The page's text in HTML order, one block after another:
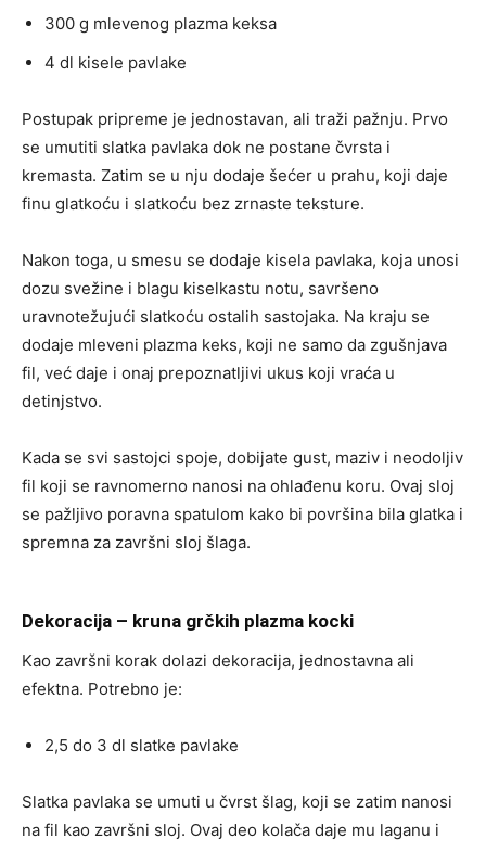
300 g mlevenog plazma keksa
4 dl kisele pavlake
Postupak pripreme je jednostavan, ali traži pažnju. Prvo
se umutiti slatka pavlaka dok ne postane čvrsta i
kremasta. Zatim se u nju dodaje šećer u prahu, koji daje
finu glatkoću i slatkoću bez zrnaste teksture.
Nakon toga, u smesu se dodaje kisela pavlaka, koja unosi
dozu svežine i blagu kiselkastu notu, savršeno
uravnotežujući slatkoću ostalih sastojaka. Na kraju se
dodaje mleveni plazma keks, koji ne samo da zgušnjava
fil, već daje i onaj prepoznatljivi ukus koji vraća u
detinjstvo.
Kada se svi sastojci spoje, dobijate gust, maziv i neodoljiv
fil koji se ravnomerno nanosi na ohlađenu koru. Ovaj sloj
se pažljivo poravna spatulom kako bi površina bila glatka i
spremna za završni sloj šlaga.
Dekoracija – kruna grčkih plazma kocki
Kao završni korak dolazi dekoracija, jednostavna ali
efektna. Potrebno je:
2,5 do 3 dl slatke pavlake
Slatka pavlaka se umuti u čvrst šlag, koji se zatim nanosi
na fil kao završni sloj. Ovaj deo kolača daje mu laganu i